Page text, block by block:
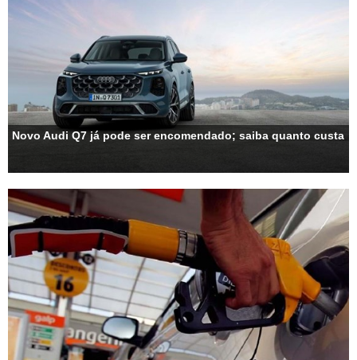
Novo Audi Q7 já pode ser encomendado; saiba quanto custa